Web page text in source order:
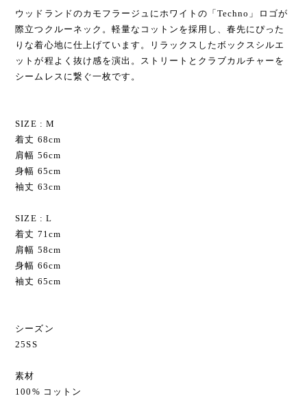
ウッドランドのカモフラージュにホワイトの「Techno」ロゴが
際立つクルーネック。軽量なコットンを採用し、春先にぴった
りな着心地に仕上げています。リラックスしたボックスシルエ
ットが程よく抜け感を演出。ストリートとクラブカルチャーを
シームレスに繋ぐ一枚です。
SIZE : M
着丈 68cm
肩幅 56cm
身幅 65cm
袖丈 63cm
SIZE : L
着丈 71cm
肩幅 58cm
身幅 66cm
袖丈 65cm
シーズン
25SS
素材
100% コットン